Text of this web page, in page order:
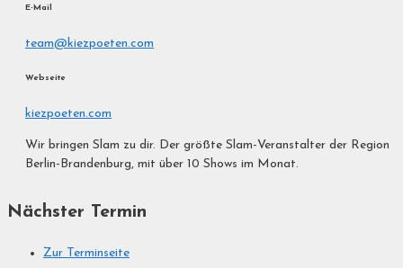
E-Mail
team@kiezpoeten.com
Webseite
kiezpoeten.com
Wir bringen Slam zu dir. Der größte Slam-Veranstalter der Region
Berlin-Brandenburg, mit über 10 Shows im Monat.
Nächster Termin
Zur Terminseite